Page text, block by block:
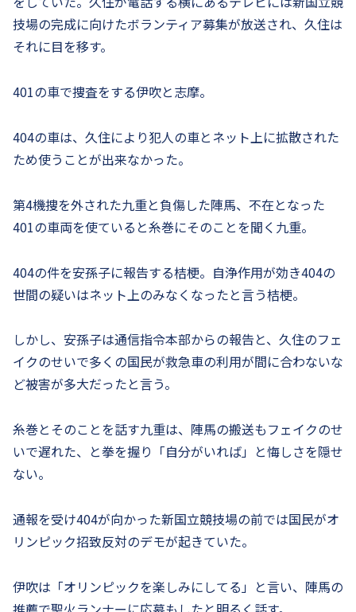
技場の完成に向けたボランティア募集が放送され、久住は
それに目を移す。
401の車で捜査をする伊吹と志摩。
404の車は、久住により犯人の車とネット上に拡散された
ため使うことが出来なかった。
第4機捜を外された九重と負傷した陣馬、不在となった
401の車両を使ていると糸巻にそのことを聞く九重。
404の件を安孫子に報告する桔梗。自浄作用が効き404の
世間の疑いはネット上のみなくなったと言う桔梗。
しかし、安孫子は通信指令本部からの報告と、久住のフェ
イクのせいで多くの国民が救急車の利用が間に合わないな
ど被害が多大だったと言う。
糸巻とそのことを話す九重は、陣馬の搬送もフェイクのせ
いで遅れた、と拳を握り「自分がいれば」と悔しさを隠せ
ない。
通報を受け404が向かった新国立競技場の前では国民がオ
リンピック招致反対のデモが起きていた。
伊吹は「オリンピックを楽しみにしてる」と言い、陣馬の